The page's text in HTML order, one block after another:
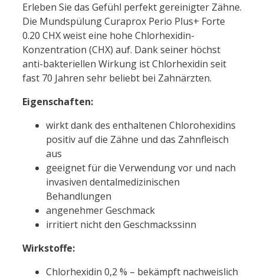
Erleben Sie das Gefühl perfekt gereinigter Zähne.
Die Mundspülung Curaprox Perio Plus+ Forte
0.20 CHX weist eine hohe Chlorhexidin-
Konzentration (CHX) auf. Dank seiner höchst
anti-bakteriellen Wirkung ist Chlorhexidin seit
fast 70 Jahren sehr beliebt bei Zahnärzten.
Eigenschaften:
wirkt dank des enthaltenen Chlorohexidins
positiv auf die Zähne und das Zahnfleisch
aus
geeignet für die Verwendung vor und nach
invasiven dentalmedizinischen
Behandlungen
angenehmer Geschmack
irritiert nicht den Geschmackssinn
Wirkstoffe:
Chlorhexidin 0,2 % – bekämpft nachweislich